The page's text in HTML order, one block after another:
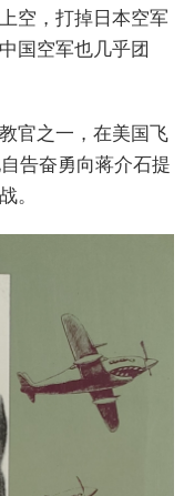
空，打掉日本空军
国空军也几乎团
官之一，在美国飞
告奋勇向蒋介石提
。